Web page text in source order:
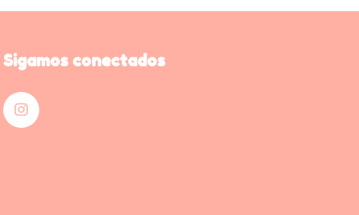
Sigamos conectados